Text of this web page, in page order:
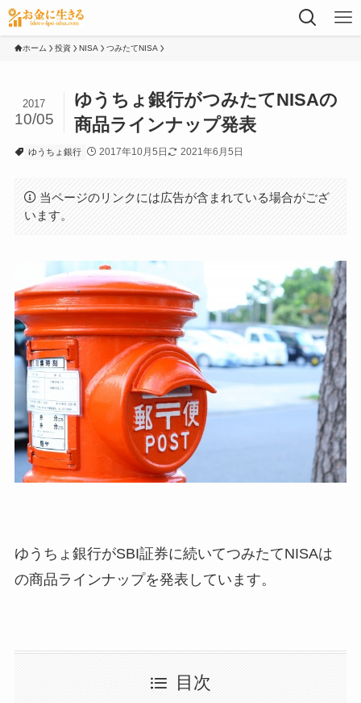
ホーム 投資 NISA つみたてNISA
ゆうちょ銀行がつみたてNISAの
商品ラインナップ発表
2017
10/05
ゆうちょ銀行 2017年10月5日 2021年6月5日
当ページのリンクには広告が含まれている場合がござ
います。
ゆうちょ銀行がSBI証券に続いてつみたてNISAは
の商品ラインナップを発表しています。
目次